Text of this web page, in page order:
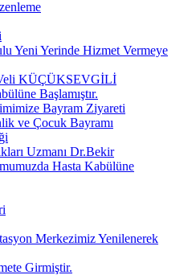
Yeni Yerinde Hizmet Vermeye
KÜÇÜKSEVGİLİ
Başlamıştır.
Bayram Ziyareti
ve Çocuk Bayramı
Uzmanı Dr.Bekir
Hasta Kabülüne
Merkezimiz Yenilenerek
Girmiştir.